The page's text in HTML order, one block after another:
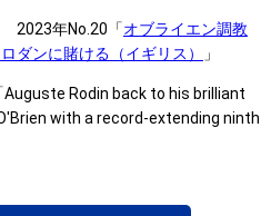
2023年No.20「オブライエン調教
ダンに賭ける（イギリス）
」
Auguste Rodin back to his brilliant
with a record-extending ninth